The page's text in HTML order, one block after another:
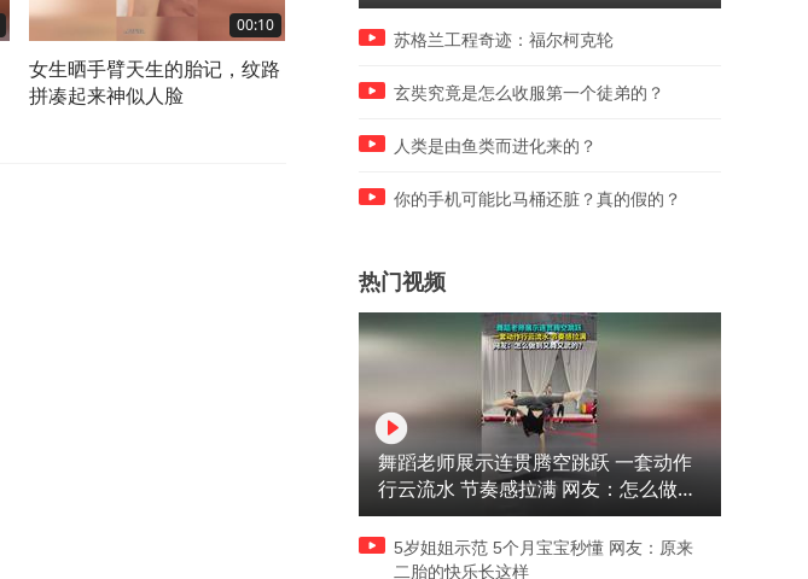
00:10
女生晒手臂天生的胎记，纹路
拼凑起来神似人脸
里啃着捡来的炸鸡
面，妻子打算下厨做饭 剧情
苏格兰工程奇迹：福尔柯克轮
玄奘究竟是怎么收服第一个徒弟的？
人类是由鱼类而进化来的？
你的手机可能比马桶还脏？真的假的？
热门视频
舞蹈老师展示连贯腾空跳跃 一套动作
行云流水 节奏感拉满 网友：怎么做到
又舞又武的？
5岁姐姐示范 5个月宝宝秒懂 网友：原来
二胎的快乐长这样